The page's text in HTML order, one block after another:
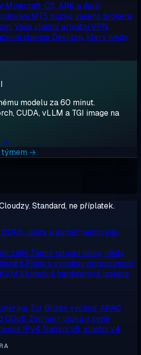
Minecraft, CS, ARK a další
MT5 blízko vašeho brokera
Vaše vlastní privátní VPN
stanice Desktop, který nikdy
modelu za 60 minut.
CUDA, vLLM a TGI image na
→
týmem →
Standard, ne příplatek.
DDR5 Jádra a paměť nejnovější
Žádné rotující disky, nikdy
Plány s vysokou propustností
Skutečná hardwarová izolace
EU, Blízký východ, APAC
DDoS Zmírnění útoků v ceně
IPv4 Nativní v6, vlastní v4